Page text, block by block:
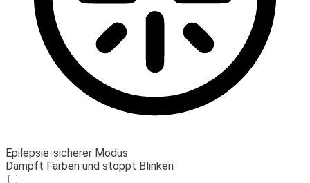
Epilepsie-sicherer Modus
Dämpft Farben und stoppt Blinken